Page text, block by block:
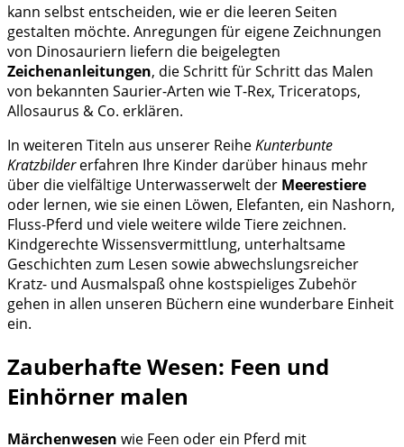
kann selbst entscheiden, wie er die leeren Seiten
gestalten möchte. Anregungen für eigene Zeichnungen
von Dinosauriern liefern die beigelegten
Zeichenanleitungen, die Schritt für Schritt das Malen
von bekannten Saurier-Arten wie T-Rex, Triceratops,
Allosaurus & Co. erklären.
In weiteren Titeln aus unserer ReiheKunterbunte
Kratzbildererfahren Ihre Kinder darüber hinaus mehr
über die vielfältige Unterwasserwelt der Meerestiere
oder lernen, wie sie einen Löwen, Elefanten, ein Nashorn,
Fluss-Pferd und viele weitere wilde Tiere zeichnen.
Kindgerechte Wissensvermittlung, unterhaltsame
Geschichten zum Lesen sowie abwechslungsreicher
Kratz- und Ausmalspaß ohne kostspieliges Zubehör
gehen in allen unseren Büchern eine wunderbare Einheit
ein.
Zauberhafte Wesen: Feen und
Einhörner malen
Märchenwesen wie Feen oder ein Pferd mit